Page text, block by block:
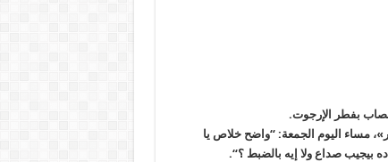
بفطر الإرجوت.
مساء اليوم الجمعة: “واضح خلاص يا
بيجيب صداع ولا إيه بالضبط ؟“.